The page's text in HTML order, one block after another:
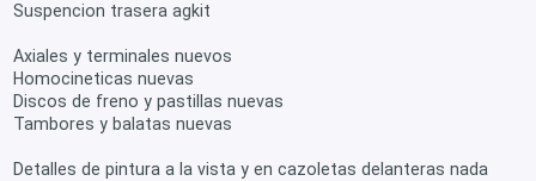
Suspencion trasera agkit
Axiales y terminales nuevos
Homocineticas nuevas
Discos de freno y pastillas nuevas
Tambores y balatas nuevas
Detalles de pintura a la vista y en cazoletas delanteras nada